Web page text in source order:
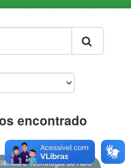
encontrado
e Tecnologia do Acre